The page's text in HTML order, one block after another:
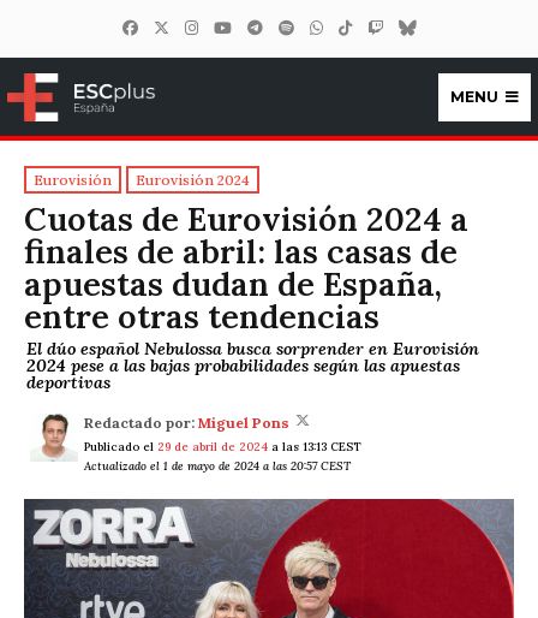
ESCplus España
MENU
Eurovisión Eurovisión 2024
Cuotas de Eurovisión 2024 a
finales de abril: las casas de
apuestas dudan de España,
entre otras tendencias
El dúo español Nebulossa busca sorprender en Eurovisión
2024 pese a las bajas probabilidades según las apuestas
deportivas
Redactado por: Miguel Pons
Publicado el 29 de abril de 2024 a las 13:13 CEST
Actualizado el 1 de mayo de 2024 a las 20:57 CEST